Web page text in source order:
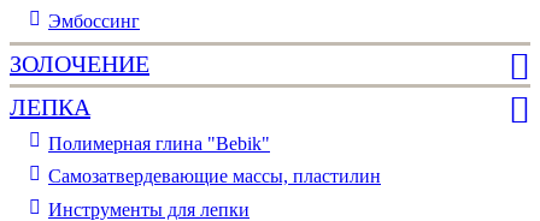
Эмбоссинг
ЗОЛОЧЕНИЕ
ЛЕПКА
Полимерная глина "Bebik"
Самозатвердевающие массы, пластилин
Инструменты для лепки